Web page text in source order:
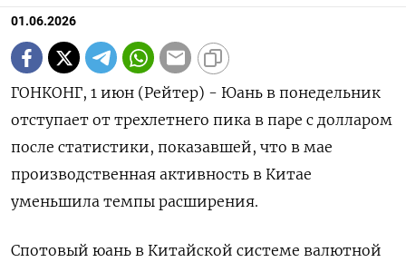
01.06.2026
ГОНКОНГ, 1 июн (Рейтер) - Юань в понедельник
отступает от трехлетнего пика в паре с долларом
после статистики, показавшей, что ‌в мае
производственная активность в Китае
уменьшила темпы расширения.
Спотовый юань в Китайской системе валютной